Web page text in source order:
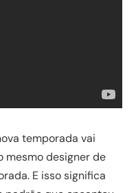
temporada vai
mesmo designer de
E isso significa